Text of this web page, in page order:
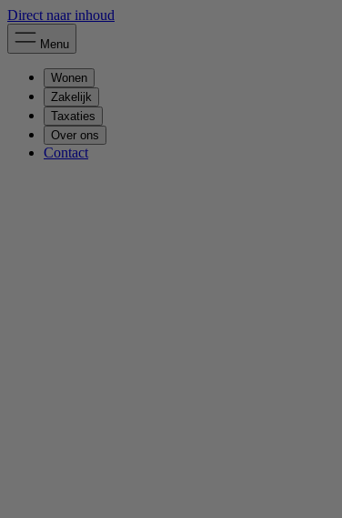
Direct naar inhoud
Menu
Wonen
Zakelijk
Taxaties
Over ons
Contact